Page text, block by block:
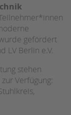
gefördert
LV Berlin e.V.
stehen
Verfügung: